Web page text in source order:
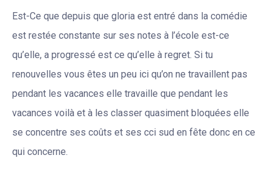
Est-Ce que depuis que gloria est entré dans la comédie
est restée constante sur ses notes à l’école est-ce
qu’elle, a progressé est ce qu’elle à regret. Si tu
renouvelles vous êtes un peu ici qu’on ne travaillent pas
pendant les vacances elle travaille que pendant les
vacances voilà et à les classer quasiment bloquées elle
se concentre ses coûts et ses cci sud en fête donc en ce
qui concerne.